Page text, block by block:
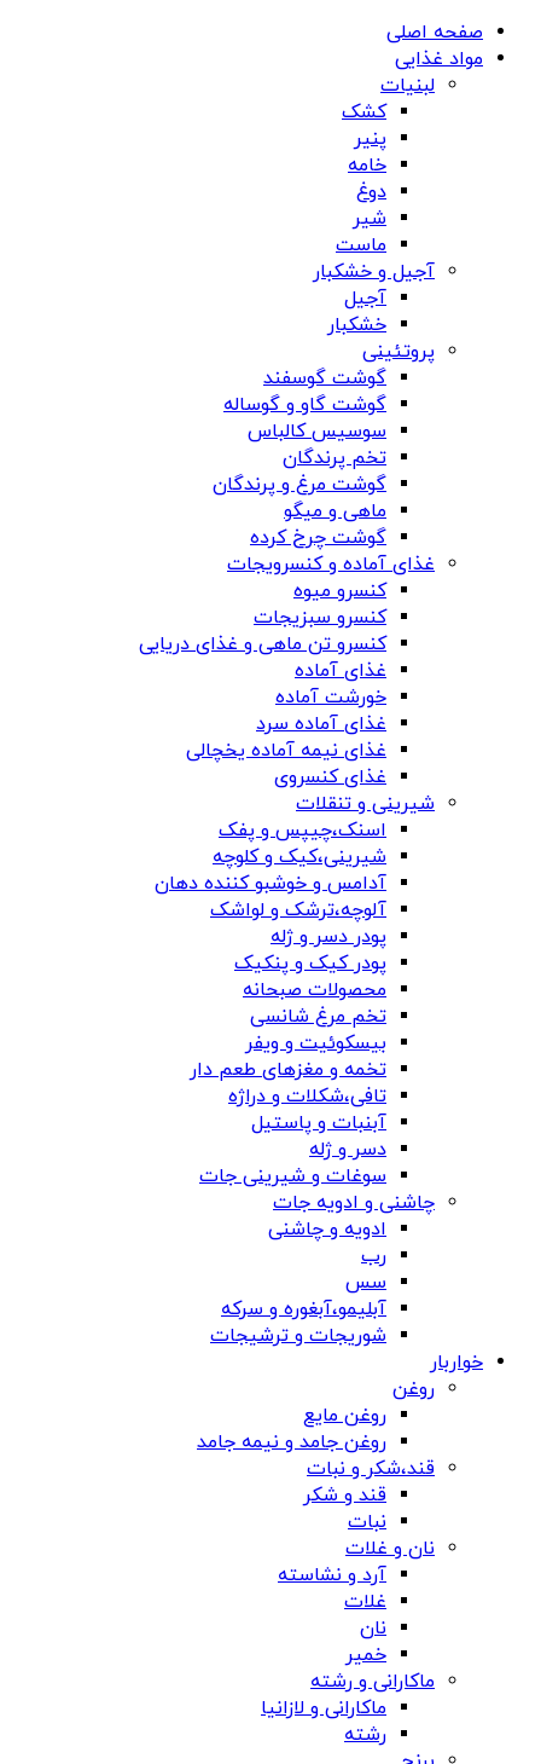
صفحه اصلی
مواد غذایی
لبنیات
کشک
پنیر
خامه
دوغ
شیر
ماست
آجیل و خشکبار
آجیل
خشکبار
پروتئینی
گوشت گوسفند
گوشت گاو و گوساله
سوسیس کالباس
تخم پرندگان
گوشت مرغ و پرندگان
ماهی و میگو
گوشت چرخ کرده
غذای آماده و کنسرویجات
کنسرو میوه
کنسرو سبزیجات
کنسرو تن ماهی و غذای دریایی
غذای آماده
خورشت آماده
غذای آماده سرد
غذای نیمه آماده یخچالی
غذای کنسروی
شیرینی و تنقلات
اسنک،چیپس و پفک
شیرینی،کیک و کلوچه
آدامس و خوشبو کننده دهان
آلوچه،ترشک و لواشک
پودر دسر و ژله
پودر کیک و پنکیک
محصولات صبحانه
تخم مرغ شانسی
بیسکوئیت و ویفر
تخمه و مغزهای طعم دار
تافی،شکلات و دراژه
آبنبات و پاستیل
دسر و ژله
سوغات و شیرینی جات
چاشنی و ادویه جات
ادویه و چاشنی
رب
سس
آبلیمو،آبغوره و سرکه
شوریجات و ترشیجات
خواربار
روغن
روغن مایع
روغن جامد و نیمه جامد
قند،شکر و نبات
قند و شکر
نبات
نان و غلات
آرد و نشاسته
غلات
نان
خمیر
ماکارانی و رشته
ماکارانی و لازانیا
رشته